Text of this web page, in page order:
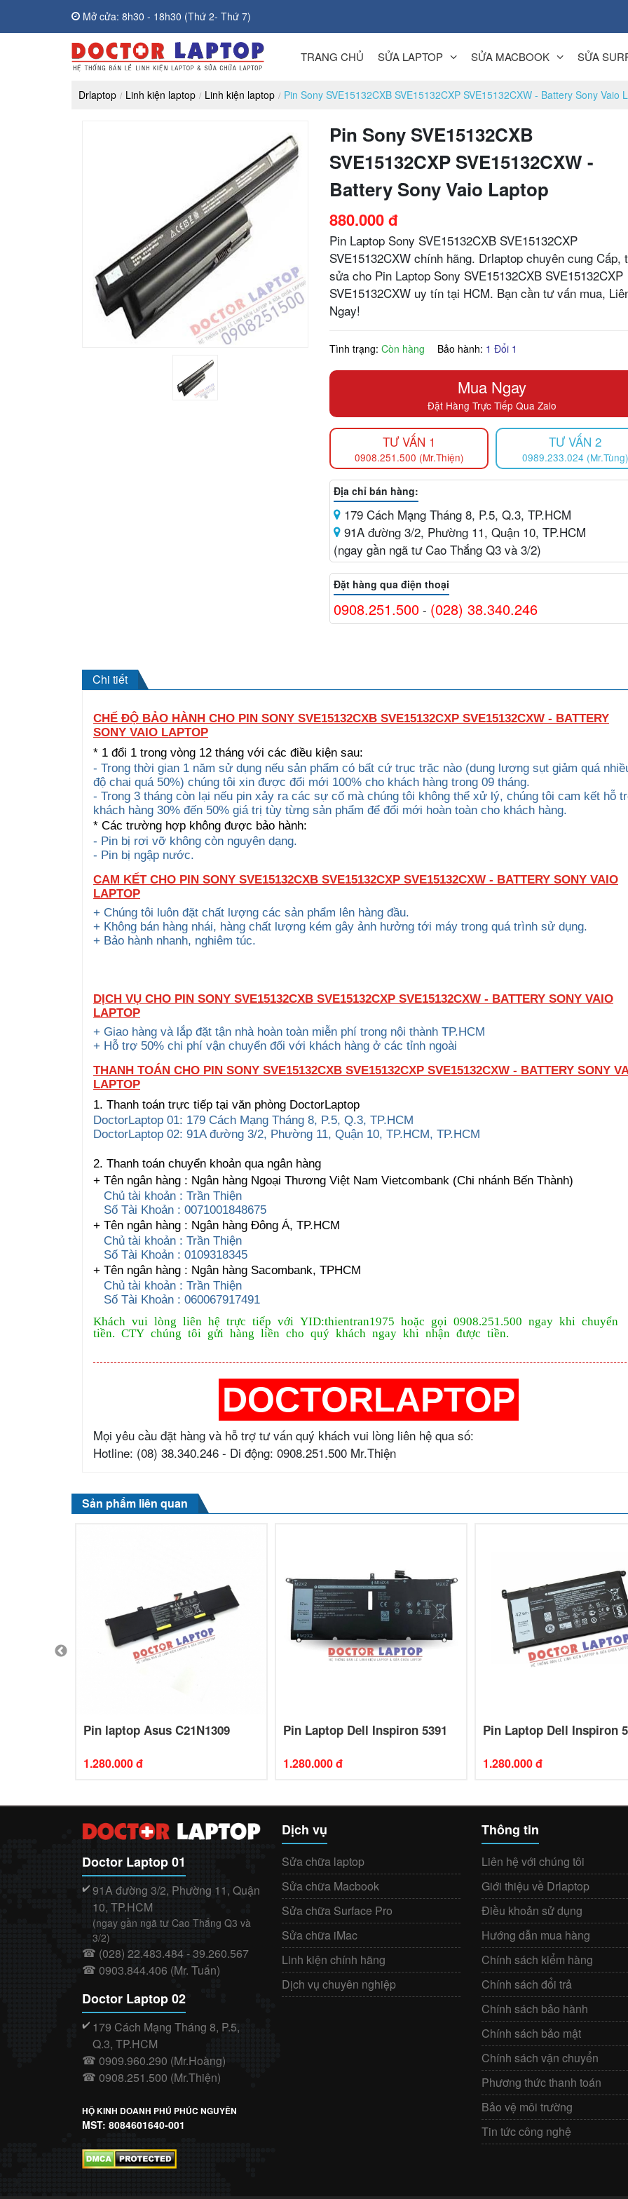
Mở cửa: 8h30 - 18h30 (Thứ 2- Thứ 7)
TRANG CHỦ SỬA LAPTOP SỬA MACBOOK SỬA
Drlaptop Linh kiện laptop Linh kiện laptop Pin Sony SVE15132CXB SVE15132CXP SVE15132CXW - Battery Sony Vaio
Pin Sony SVE15132CXB
SVE15132CXP SVE15132CXW -
Battery Sony Vaio Laptop
880.000 đ
Pin Laptop Sony SVE15132CXB SVE15132CXP
SVE15132CXW chính hãng. Drlaptop chuyên cung Cấp,
sửa cho Pin Laptop Sony SVE15132CXB SVE15132CXP
SVE15132CXW uy tín tại HCM. Bạn cần tư vấn mua,
Ngay!
Tình trạng:Còn hàng Bảo hành: 1 Đổi 1
Mua Ngay
Đặt Hàng Trực Tiếp Qua Zalo
TƯ VẤN 1
0908.251.500 (Mr.Thiện)
TƯ VẤN 2
0989.233.024 (Mr.Tùng)
Địa chỉ bán hàng:
179 Cách Mạng Tháng 8, P.5, Q.3, TP.HCM
91A đường 3/2, Phường 11, Quận 10, TP.HCM
(ngay gần ngã tư Cao Thắng Q3 và 3/2)
Đặt hàng qua điện thoại
0908.251.500 - (028) 38.340.246
Chi tiết
CHẾ ĐỘ BẢO HÀNH CHO PIN SONY SVE15132CXB SVE15132CXP SVE15132CXW - BATTERY
SONY VAIO LAPTOP
* 1 đổi 1 trong vòng 12 tháng với các điều kiện sau:
- Trong thời gian 1 năm sử dụng nếu sản phẩm có bất cứ trục trặc nào (dung lượng sụt giảm quá
độ chai quá 50%) chúng tôi xin được đổi mới 100% cho khách hàng trong 09 tháng.
- Trong 3 tháng còn lại nếu pin xảy ra các sự cố mà chúng tôi không thể xử lý, chúng tôi cam kết hỗ
khách hàng 30% đến 50% giá trị tùy từng sản phẩm để đổi mới hoàn toàn cho khách hàng.
* Các trường hợp không được bảo hành:
- Pin bị rơi vỡ không còn nguyên dạng.
- Pin bị ngập nước.
CAM KẾT CHO PIN SONY SVE15132CXB SVE15132CXP SVE15132CXW - BATTERY SONY VAIO
LAPTOP
+ Chúng tôi luôn đặt chất lượng các sản phẩm lên hàng đầu.
+ Không bán hàng nhái, hàng chất lượng kém gây ảnh hưởng tới máy trong quá trình sử dụng.
+ Bảo hành nhanh, nghiêm túc.
DỊCH VỤ CHO PIN SONY SVE15132CXB SVE15132CXP SVE15132CXW - BATTERY SONY VAIO
LAPTOP
+ Giao hàng và lắp đặt tận nhà hoàn toàn miễn phí trong nội thành TP.HCM
+ Hỗ trợ 50% chi phí vận chuyển đối với khách hàng ở các tỉnh ngoài
THANH TOÁN CHO PIN SONY SVE15132CXB SVE15132CXP SVE15132CXW - BATTERY SONY
LAPTOP
1. Thanh toán trực tiếp tại văn phòng DoctorLaptop
DoctorLaptop 01: 179 Cách Mạng Tháng 8, P.5, Q.3, TP.HCM
DoctorLaptop 02: 91A đường 3/2, Phường 11, Quận 10, TP.HCM, TP.HCM
2. Thanh toán chuyển khoản qua ngân hàng
+ Tên ngân hàng : Ngân hàng Ngoại Thương Việt Nam Vietcombank (Chi nhánh Bến Thành)
Chủ tài khoản : Trần Thiện
Số Tài Khoản : 0071001848675
+ Tên ngân hàng : Ngân hàng Đông Á, TP.HCM
Chủ tài khoản : Trần Thiện
Số Tài Khoản : 0109318345
+ Tên ngân hàng : Ngân hàng Sacombank, TPHCM
Chủ tài khoản : Trần Thiện
Số Tài Khoản : 060067917491
Khách vui lòng liên hệ trực tiếp với YID:thientran1975 hoặc gọi 0908.251.500 ngay khi chuyển
tiền. CTY chúng tôi gửi hàng liền cho quý khách ngay khi nhận được tiền.
DOCTORLAPTOP
Mọi yêu cầu đặt hàng và hỗ trợ tư vấn quý khách vui lòng liên hệ qua số:
Hotline: (08) 38.340.246 - Di động: 0908.251.500 Mr.Thiện
Sản phẩm liên quan
Pin laptop Asus C21N1309
1.280.000 đ
Pin Laptop Dell Inspiron 5391
1.280.000 đ
Pin Laptop Dell Inspiron
1.280.000 đ
Doctor Laptop 01
✔️ 91A đường 3/2, Phường 11, Quận
10, TP.HCM
(ngay gần ngã tư Cao Thắng Q3 và
3/2)
☎ (028) 22.483.484 - 39.260.567
☎ 0903.844.406 (Mr. Tuấn)
Doctor Laptop 02
✔️ 179 Cách Mạng Tháng 8, P.5,
Q.3, TP.HCM
☎ 0909.960.290 (Mr.Hoàng)
☎ 0908.251.500 (Mr.Thiện)
HỘ KINH DOANH PHÚ PHÚC NGUYÊN
MST: 8084601640-001
Dịch vụ
Sửa chữa laptop
Sửa chữa Macbook
Sửa chữa Surface Pro
Sửa chữa iMac
Linh kiện chính hãng
Dịch vụ chuyên nghiệp
Thông tin
Liên hệ với chúng tôi
Giới thiệu về Drlaptop
Điều khoản sử dụng
Hướng dẫn mua hàng
Chính sách kiểm hàng
Chính sách đổi trả
Chính sách bảo hành
Chính sách bảo mật
Chính sách vận chuyển
Phương thức thanh toán
Bảo vệ môi trường
Tin tức công nghệ